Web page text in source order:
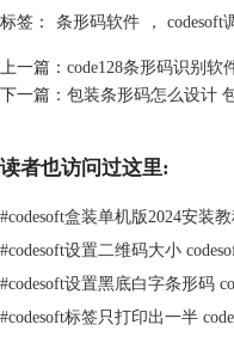
1、 CodeSoft软件
类型，包括MSI Plessey Code。
松地创建和编辑MSI Plessey条
标签： 条形码软件 ， codesoft
上一篇： code128条形码识别软
下一篇： 包装条形码怎么设计
读者也访问过这里:
#codesoft盒装单机版2024安装
#codesoft设置二维码大小
#codesoft设置黑底白字条形码
#codesoft标签只打印出一半